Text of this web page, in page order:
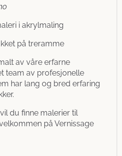
i akrylmaling
på treramme
av våre erfarne
team av profesjonelle
har lang og bred erfaring
du finne malerier til
på Vernissage